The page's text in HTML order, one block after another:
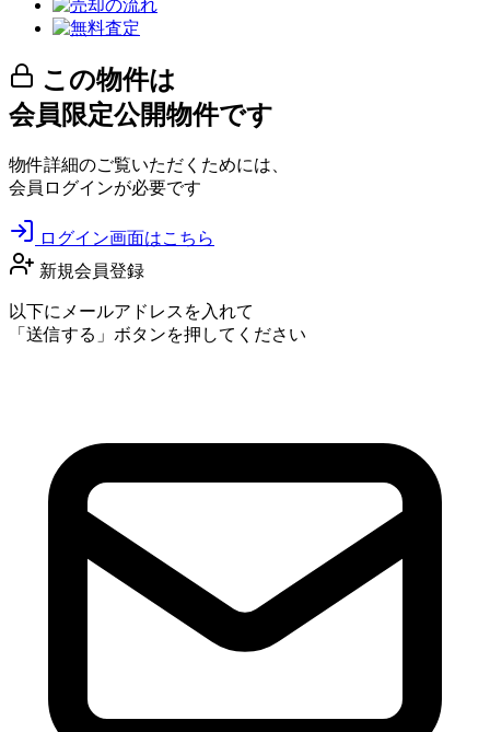
この物件は
会員限定公開物件です
物件詳細のご覧いただくためには、
会員ログインが必要です
ログイン画面はこちら
新規会員登録
以下にメールアドレスを入れて
「送信する」ボタンを押してください